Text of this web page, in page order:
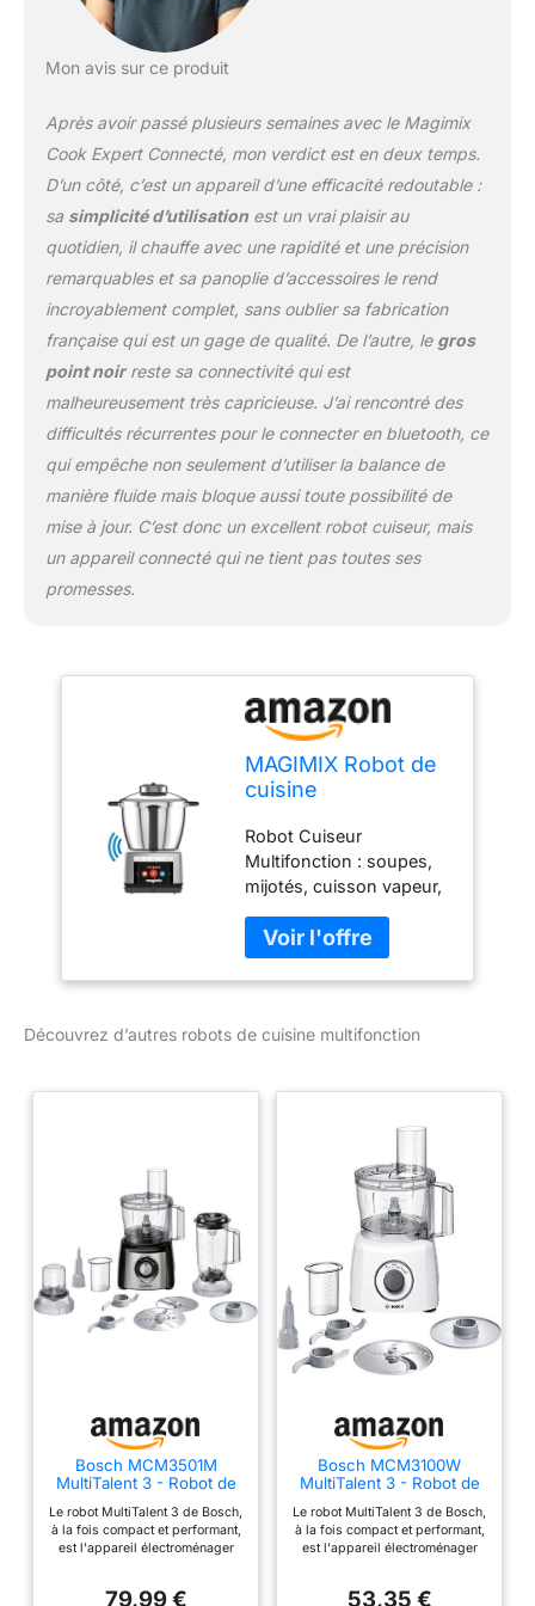
personnes Idées et
plus de 300 recettes
pour votre quotidien, une
application Magimix avec
+ de 2700 recettes
gratuites et des vidéos
Mon avis sur ce produit
Après avoir passé plusieurs semaines avec le Magimix
Cook Expert Connecté, mon verdict est en deux temps.
D’un côté, c’est un appareil d’une efficacité redoutable :
sa simplicité d’utilisationest un vrai plaisir au
quotidien, il chauffe avec une rapidité et une précision
remarquables et sa panoplie d’accessoires le rend
incroyablement complet, sans oublier sa fabrication
française qui est un gage de qualité. De l’autre, le gros
point noirreste sa connectivité qui est
malheureusement très capricieuse. J’ai rencontré des
difficultés récurrentes pour le connecter en bluetooth, ce
qui empêche non seulement d’utiliser la balance de
manière fluide mais bloque aussi toute possibilité de
mise à jour. C’est donc un excellent robot cuiseur, mais
un appareil connecté qui ne tient pas toutes ses
promesses.
MAGIMIX Robot de
cuisine
connecté Cook
Expert 3.5L-
Blender, Hachoir,
Boulangerie,
Cuisson -
Connexion
Bluetooth -
Robot Cuiseur
Multifonction : soupes,
mijotés, cuisson vapeur,
smoothies, pains,
brioches, blancs en
neige, boissons,
glacés, plats bébé Cook
Bluetooth : pour piloter
smartphone ou tablette
programmes du bout
des doigts Durable et
silencieux : équipé d’un
moteur professionnel
garanti 30 ans, produit
garanti 3 ans Grande
capacité de préparation :
bol cuiseur inox (3,5L) et
transparents (3,6L – 2,6L
– 1,2L). De 2 à 12
personnes Idées et
inspirations : livre avec
plus de 300 recettes
pour votre quotidien, une
+ de 2700 recettes
Découvrez d’autres robots de cuisine multifonction
Bosch MCM3501M
MultiTalent 3 - Robot de
Blender
Le robot MultiTalent 3 de Bosch,
à la fois compact et performant,
est l'appareil électroménager
recettes, même les plus
79,99 €
Bosch MCM3100W
MultiTalent 3 - Robot de
Le robot MultiTalent 3 de Bosch,
à la fois compact et performant,
est l'appareil électroménager
recettes, même les plus
53,35 €